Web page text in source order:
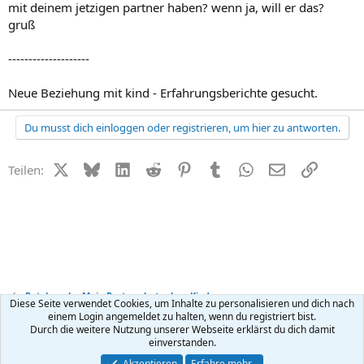
mit deinem jetzigen partner haben? wenn ja, will er das?
gruß
--------------------
Neue Beziehung mit kind - Erfahrungsberichte gesucht.
Du musst dich einloggen oder registrieren, um hier zu antworten.
Teilen: X (Twitter)
BlueskyLinkedIn
Reddit PinterestTumblr WhatsApp
E-MailLink
Patchwork - Mein Partner hat schon Kinder
Kontakt Nutzungsbedingungen Datenschutz Hilfe
R
Community platform by XenForo ® © 2010-2026 XenForo Ltd.
Diese Seite verwendet Cookies, um Inhalte zu personalisieren und dich nach
einem Login angemeldet zu halten, wenn du registriert bist.
Durch die weitere Nutzung unserer Webseite erklärst du dich damit
einverstanden.